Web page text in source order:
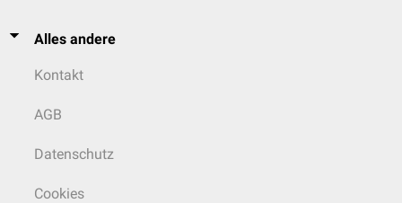
Alles andere
Kontakt
AGB
Datenschutz
Cookies